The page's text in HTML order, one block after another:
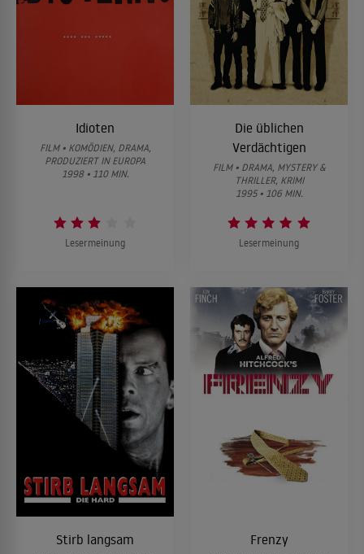
Idioten
FILM • KOMÖDIEN, DRAMA,
PRODUZIERT IN EUROPA
1998 • 110 MIN.
Lesermeinung
Die üblichen
Verdächtigen
FILM • DRAMA, MYSTERY &
THRILLER, KRIMI
1995 • 106 MIN.
Lesermeinung
Stirb langsam Frenzy